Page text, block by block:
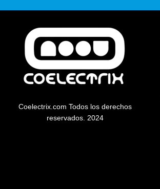
Coelectrix.com Todos los derechos
reservados. 2024